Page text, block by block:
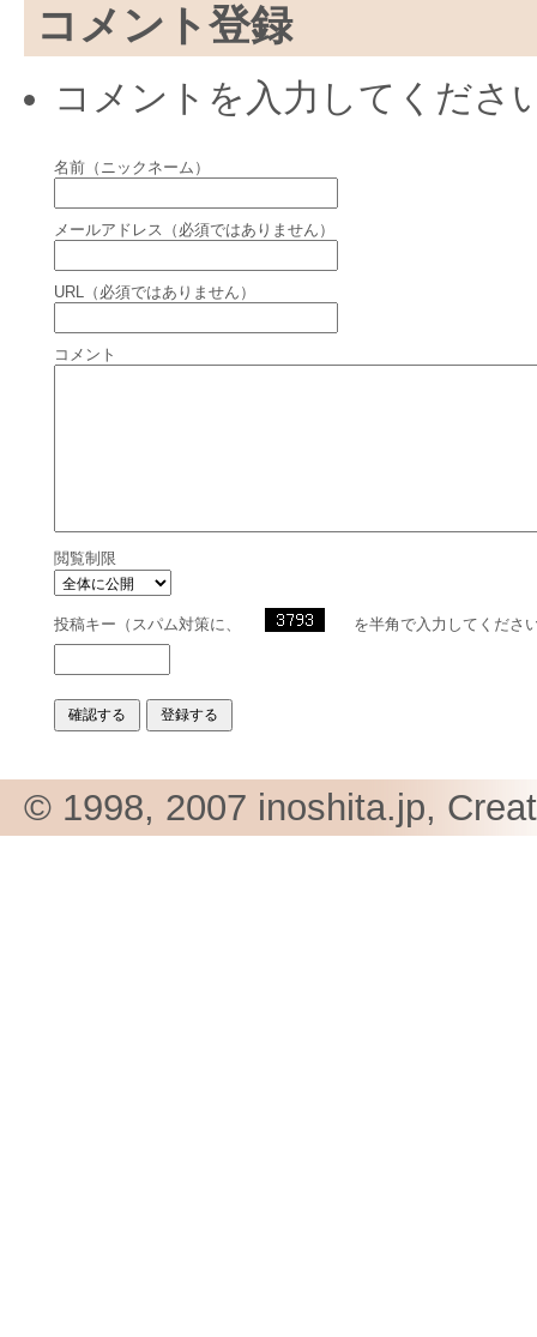
コメント登録
コメントを入力してくださ
名前（ニックネーム）
メールアドレス（必須ではありません）
URL（必須ではありません）
コメント
閲覧制限
投稿キー（スパム対策に、 を半角で入力してくださ
© 1998, 2007 inoshita.jp,